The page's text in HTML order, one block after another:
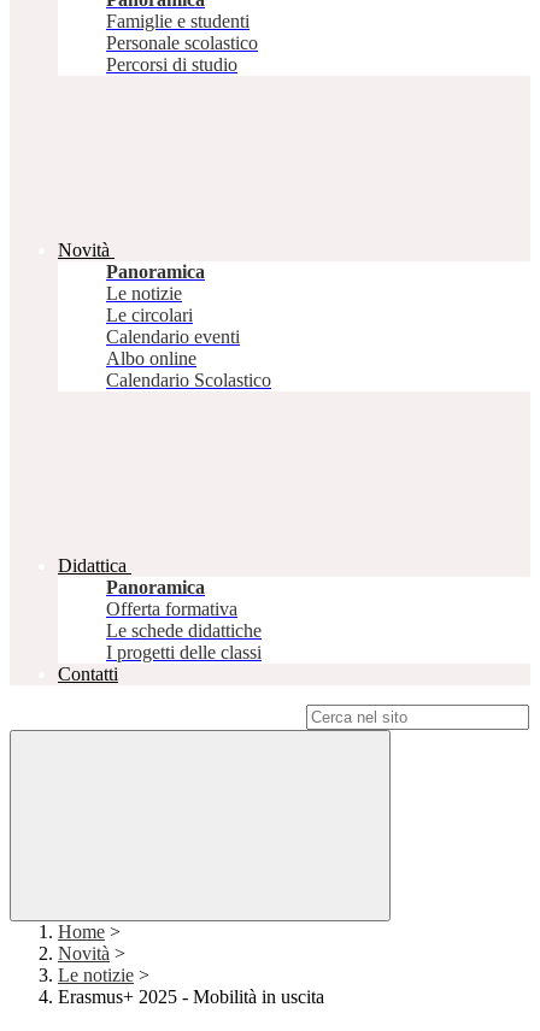
Famiglie e studenti
Personale scolastico
Percorsi di studio
Novità
Panoramica
Le notizie
Le circolari
Calendario eventi
Albo online
Calendario Scolastico
Didattica
Panoramica
Offerta formativa
Le schede didattiche
I progetti delle classi
Contatti
Home >
Novità >
Le notizie >
Erasmus+ 2025 - Mobilità in uscita